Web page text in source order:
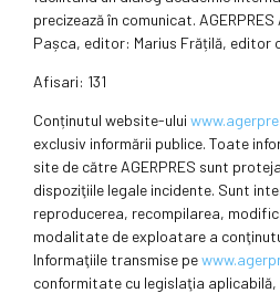
precizează în comunicat.
Pașca, editor: Marius Frățilă, editor
Afisari: 131
Conținutul website-ului
exclusiv informării publice. Toate
site de către AGERPRES sunt
dispoziţiile legale incidente. Sunt
reproducerea, recompilarea,
modalitate de exploatare a
Informaţiile transmise pe
conformitate cu legislaţia aplicabilă,